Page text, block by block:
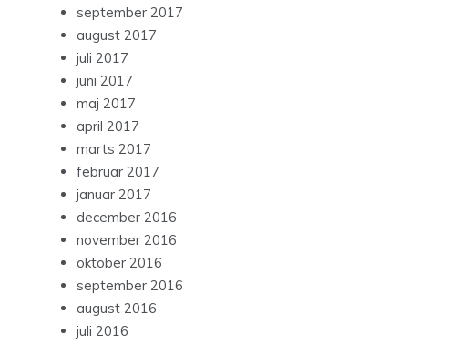
september 2017
august 2017
juli 2017
juni 2017
maj 2017
april 2017
marts 2017
februar 2017
januar 2017
december 2016
november 2016
oktober 2016
september 2016
august 2016
juli 2016